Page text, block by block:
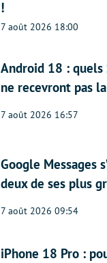
!
7 août 2026 18:00
Android 18 : quels
ne recevront pas
7 août 2026 16:57
Google Messages
deux de ses plus
7 août 2026 09:54
iPhone 18 Pro :